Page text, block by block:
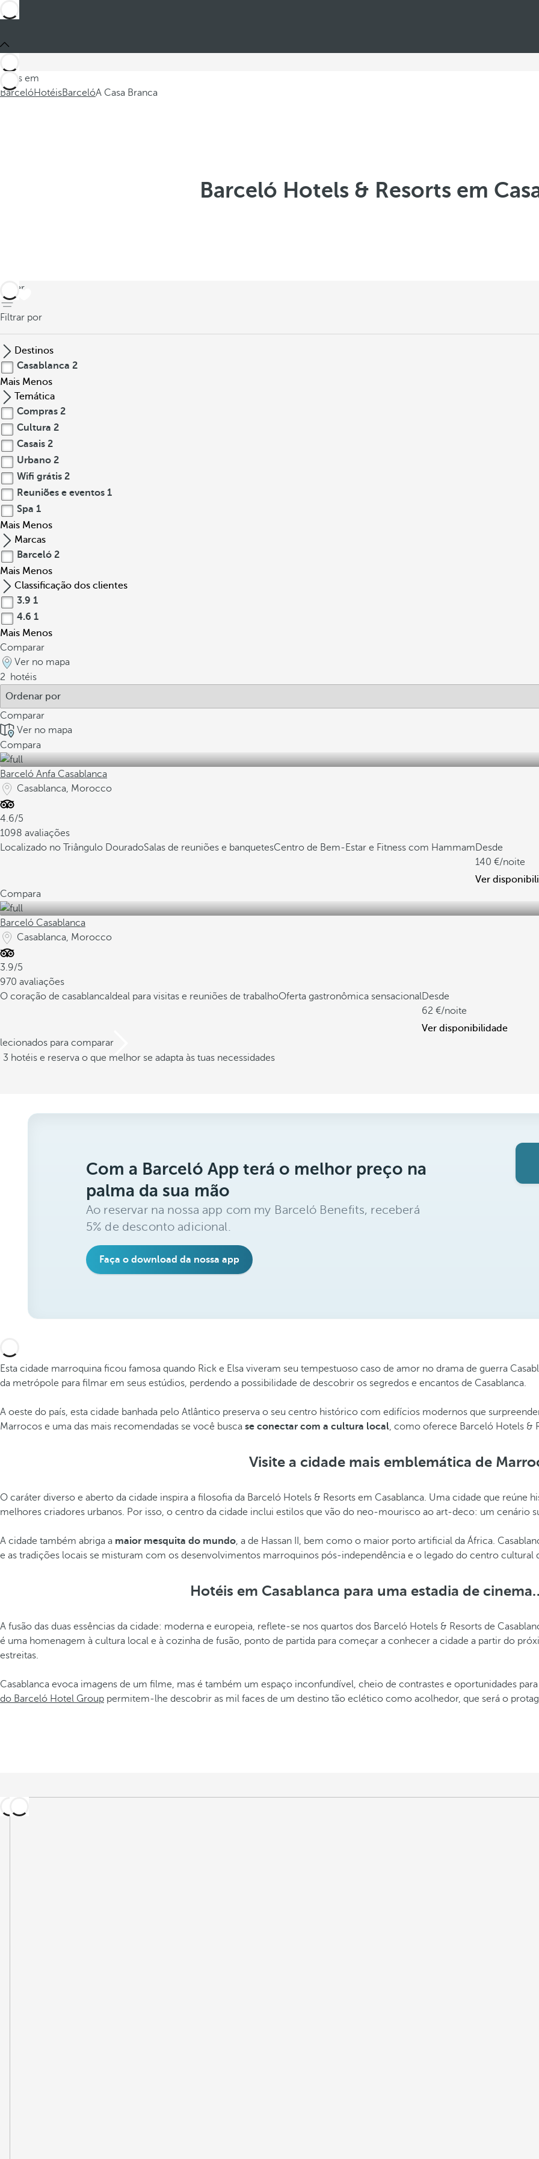
Estes em
BarcelóHotéisBarcelóA Casa Branca
Barceló Hotels & Resorts em
voltar
Filtrar por
Destinos
Casablanca 2
Mais Menos
Temática
Compras 2
Cultura 2
Casais 2
Urbano 2
Wifi grátis 2
Reuniões e eventos 1
Spa 1
Mais Menos
Marcas
Barceló 2
Mais Menos
Classificação dos clientes
3.9 1
4.6 1
Mais Menos
Comparar
Ver no mapa
2
hotéis
Comparar
Ver no mapa
Compara
Barceló Anfa Casablanca
Casablanca, Morocco
4.6/5
1098 avaliações
Localizado no Triângulo DouradoSalas de reuniões e banquetesCentro de Bem-Estar e Fitness com HammamDesde
140
/noite
Ver
Compara
Barceló Casablanca
Casablanca, Morocco
3.9/5
970 avaliações
O coração de casablanca Ideal para visitas e reuniões de trabalhoOferta gastronômica sensacionalDesde
62
/noite
Ver disponibilidade
para comparar
hotéis e reserva o que melhor se adapta às tuas necessidades
Com a Barceló App terá o melhor preço na
palma da sua mão
Ao reservar na nossa app com my Barceló Benefits, receberá
5% de desconto adicional.
Faça o download da nossa app
Esta cidade marroquina ficou famosa quando Rick e Elsa viveram seu tempestuoso caso de amor no drama de guerra
da metrópole para filmar em seus estúdios, perdendo a possibilidade de descobrir os segredos e encantos de Casablanca.
A oeste do país, esta cidade banhada pelo Atlântico preserva o seu centro histórico com edifícios modernos que
Marrocos e uma das mais recomendadas se você busca se conectar com a cultura local, como oferece Barceló Hotels &
Visite a cidade mais emblemática de
O caráter diverso e aberto da cidade inspira a filosofia da Barceló Hotels & Resorts em Casablanca. Uma cidade que reúne
melhores criadores urbanos. Por isso, o centro da cidade inclui estilos que vão do neo-mourisco ao art-deco: um cenário
A cidade também abriga a maior mesquita do mundo, a de Hassan II, bem como o maior porto artificial da África.
e as tradições locais se misturam com os desenvolvimentos marroquinos pós-independência e o legado do centro cultural
Hotéis em Casablanca para uma estadia de
A fusão das duas essências da cidade: moderna e europeia, reflete-se nos quartos dos Barceló Hotels & Resorts de
é uma homenagem à cultura local e à cozinha de fusão, ponto de partida para começar a conhecer a cidade a partir do
estreitas.
Casablanca evoca imagens de um filme, mas é também um espaço inconfundível, cheio de contrastes e oportunidades para
do Barceló Hotel Group permitem-lhe descobrir as mil faces de um destino tão eclético como acolhedor, que será o